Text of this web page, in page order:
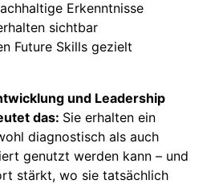
Erkenntnisse
sichtbar
Future Skills gezielt
und Leadership
das: Sie erhalten ein
diagnostisch als auch
genutzt werden kann – und
stärkt, wo sie tatsächlich